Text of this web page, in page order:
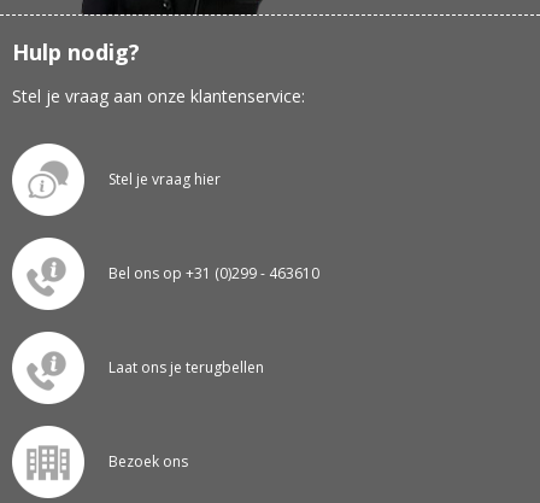
Hulp nodig?
Stel je vraag aan onze klantenservice:
Stel je vraag hier
Bel ons op +31 (0)299 - 463610
Laat ons je terugbellen
Bezoek ons